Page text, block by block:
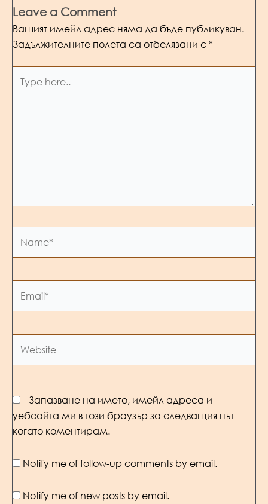
Leave a Comment
Вашият имейл адрес няма да бъде публикуван.
Задължителните полета са отбелязани с *
here..
Запазване на името, имейл адреса и
уебсайта ми в този браузър за следващия път
когато коментирам.
Notify me of follow-up comments by email.
Notify me of new posts by email.